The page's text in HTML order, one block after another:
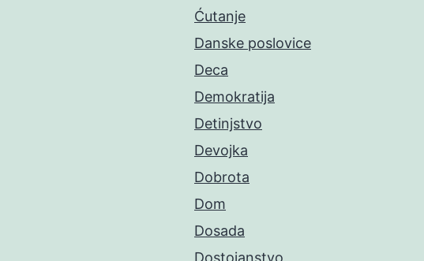
Ćutanje
Danske poslovice
Deca
Demokratija
Detinjstvo
Devojka
Dobrota
Dom
Dosada
Dostojanstvo